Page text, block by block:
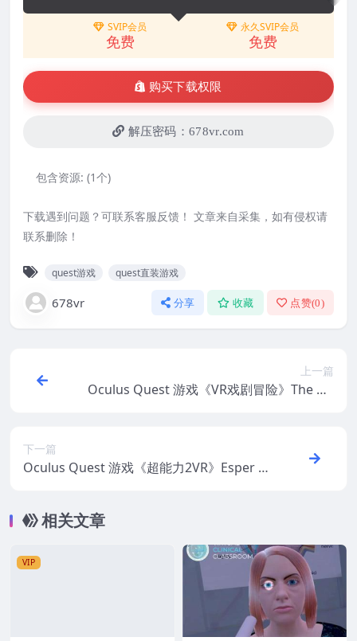
SVIP会员
免费
永久SVIP会员
免费
购买下载权限
解压密码：678vr.com
包含资源: (1个)
下载遇到问题？可联系客服反馈！ 文章来自采集，如有侵权请
联系删除！
quest游戏 quest直装游戏
678vr 分享 收藏 点赞(0)
上一篇
Oculus Quest 游戏《VR戏剧冒险》The Un
下一篇
Oculus Quest 游戏《超能力2VR》Esper 2
相关文章
VIP